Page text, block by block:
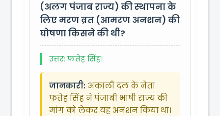
(अलग पंजाब राज्य) की स्थापना के
लिए मरण व्रत (आमरण अनशन) की
घोषणा किसने की थी?
उत्तर: फतेह सिंह।
जानकारी: अकाली दल के नेता
फतेह सिंह ने पंजाबी भाषी राज्य की
मांग को लेकर यह अनशन किया था।